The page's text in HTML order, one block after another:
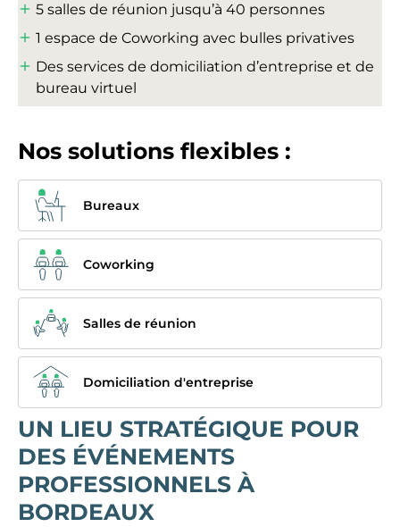
5 salles de réunion jusqu’à 40 personnes
1 espace de Coworking avec bulles privatives
Des services de domiciliation d’entreprise et de
bureau virtuel
Nos solutions flexibles :
Bureaux
Coworking
Salles de réunion
Domiciliation d'entreprise
UN LIEU STRATÉGIQUE POUR
DES ÉVÉNEMENTS
PROFESSIONNELS À
BORDEAUX